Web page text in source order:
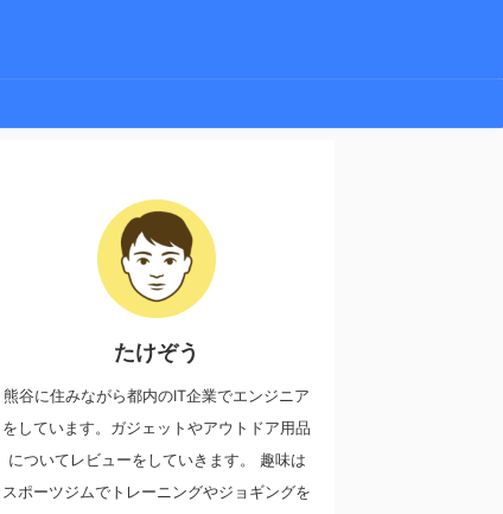
たけぞう
熊谷に住みながら都内のIT企業でエンジニア
をしています。ガジェットやアウトドア用品
についてレビューをしていきます。 趣味は
スポーツジムでトレーニングやジョギングを